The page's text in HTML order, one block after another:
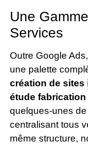
Une
Services
Outre Google
une palette
création de sites
étude fabrication
quelques-unes
centralisant tous
même structure,